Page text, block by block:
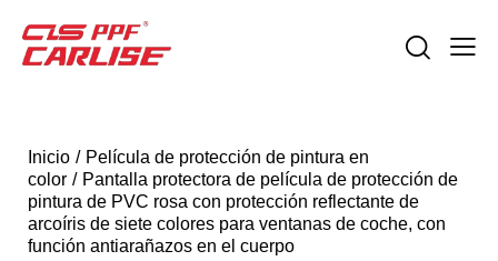
Inicio
Película de protección de pintura en
color
Pantalla protectora de película de protección de
pintura de PVC rosa con protección reflectante de
arcoíris de siete colores para ventanas de coche, con
función antiarañazos en el cuerpo